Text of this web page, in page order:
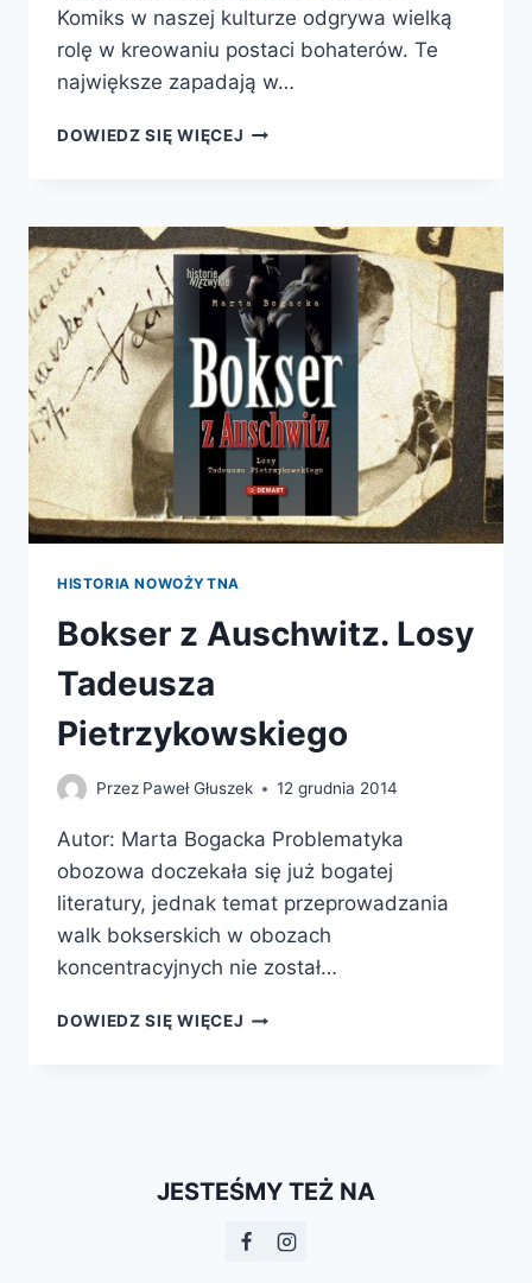
Komiks w naszej kulturze odgrywa wielką
rolę w kreowaniu postaci bohaterów. Te
największe zapadają w…
DOWIEDZ SIĘ WIĘCEJ JAN
ODKRYŁ
HOLOKAUST
HISTORIA NOWOŻYTNA
Bokser z Auschwitz. Losy
Tadeusza
Pietrzykowskiego
Przez Paweł Głuszek 12 grudnia 2014
Autor: Marta Bogacka Problematyka
obozowa doczekała się już bogatej
literatury, jednak temat przeprowadzania
walk bokserskich w obozach
koncentracyjnych nie został…
DOWIEDZ SIĘ WIĘCEJ BOKSER
JESTEŚMY TEŻ NA